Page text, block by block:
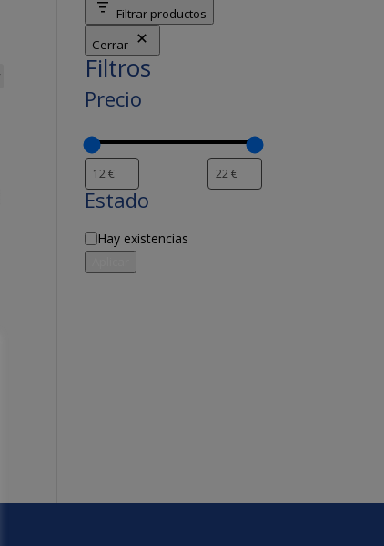
Filtrar productos
Cerrar
Filtros
Precio
Estado
Disponibilidad
Hay existencias